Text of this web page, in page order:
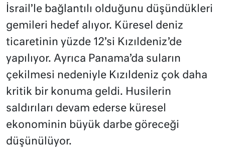
İsrail’le bağlantılı olduğunu düşündükleri
gemileri hedef alıyor. Küresel deniz
ticaretinin yüzde 12’si Kızıldeniz’de
yapılıyor. Ayrıca Panama’da suların
çekilmesi nedeniyle Kızıldeniz çok daha
kritik bir konuma geldi. Husilerin
saldırıları devam ederse küresel
ekonominin büyük darbe göreceği
düşünülüyor.